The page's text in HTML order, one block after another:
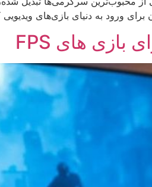
ورود به دنیای بازی‌های